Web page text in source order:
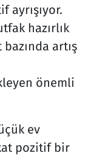
ayrışıyor.
hazırlık
artış
önemli
ev
pozitif bir